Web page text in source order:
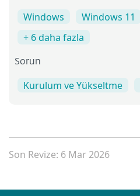
Windows Windows 11
+ 6 daha fazla
Sorun
Kurulum ve Yükseltme
Son Revize: 6 Mar 2026